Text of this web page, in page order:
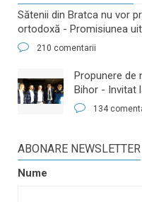
Sătenii din Bratca nu vor
ortodoxă - Promisiunea
210 comentarii
​Propunere de
Bihor - Invitat
134
ABONARE NEWSLETTER
Nume